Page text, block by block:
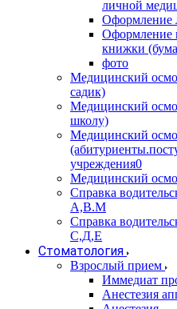
личной
Оформление
Оформление
книжки
фото
Медицинский
садик)
Медицинский
школу)
Медицинский
учреждения0
Медицинский
Справка
А,В.М
Справка
С,Д,Е
Стоматология
Взрослый прием
Иммедиат
Анестезия